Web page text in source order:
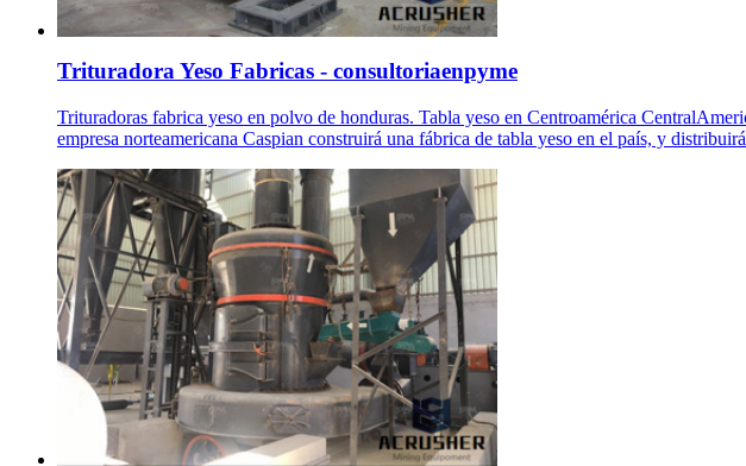
Trituradora Yeso Fabricas - consultoriaenpyme
Trituradoras fabrica yeso en polvo de honduras. Tabla yeso en Centroamérica
empresa norteamericana Caspian construirá una fábrica de tabla yeso en el país, y